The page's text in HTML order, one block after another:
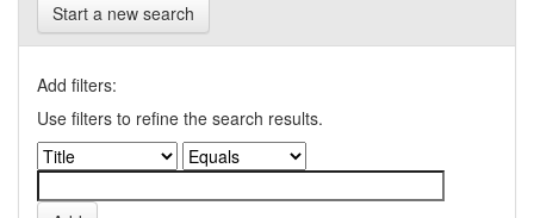
Start a new search
Add filters:
Use filters to refine the search results.